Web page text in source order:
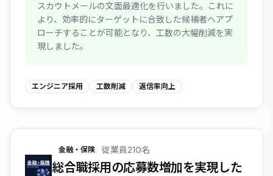
スカウトメールの文面最適化を行いました。これに
より、効率的にターゲットに合致した候補者へアプ
ローチすることが可能となり、工数の大幅削減を実
現しました。
エンジニア採用 工数削減 返信率向上
金融・保険 従業員210名
総合職採用の応募数増加を実現した